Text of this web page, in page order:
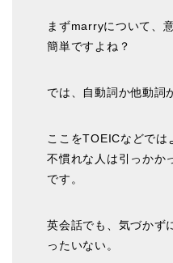
まずmarryについて、
簡単ですよね？
では、自動詞か他動詞
ここをTOEICなどでは
不慣れな人は引っかか
です。
英会話でも、気づかず
ったいない。